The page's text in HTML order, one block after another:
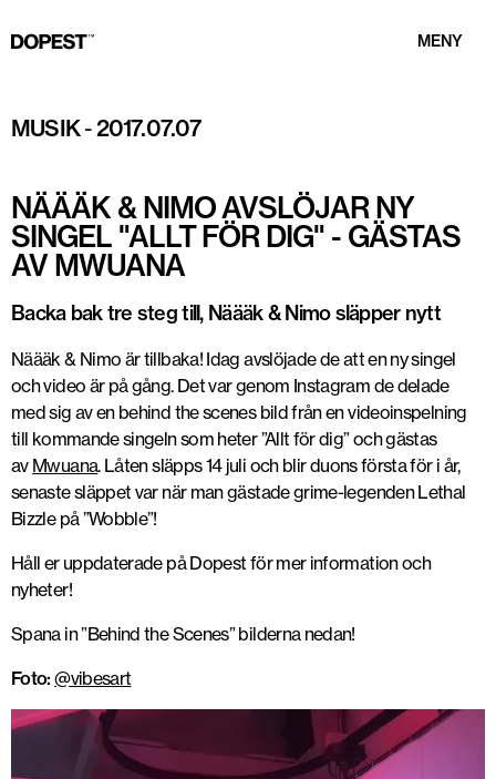
MENY
MUSIK-2017.07.07
NÄÄÄK & NIMO AVSLÖJAR NY
SINGEL "ALLT FÖR DIG" - GÄSTAS
AV MWUANA
Backa bak tre steg till, Näääk & Nimo släpper nytt
Näääk & Nimo är tillbaka! Idag avslöjade de att en ny singel
och video är på gång. Det var genom Instagram de delade
med sig av en behind the scenes bild från en videoinspelning
till kommande singeln som heter ”Allt för dig” och gästas
av Mwuana. Låten släpps 14 juli och blir duons första för i år,
senaste släppet var när man gästade grime-legenden Lethal
Bizzle på ”Wobble”!
Håll er uppdaterade på Dopest för mer information och
nyheter!
Spana in ”Behind the Scenes” bilderna nedan!
Foto:@vibesart